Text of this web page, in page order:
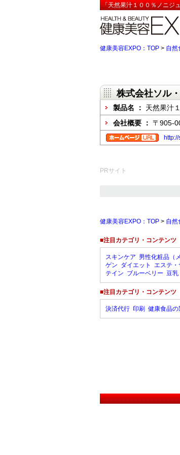
「天然果汁１００％ノニジ
健康美容EXPO：TOP > 自然
株式会社ソル
製品名 ： 天然果汁
会社概要 ： 〒905-
PRサイト
健康美容EXPO：TOP > 自然
■注目カテゴリ・コンテンツ
スキンケア 男性化粧品（
ゲン ダイエット エステ・
テイン ブルーベリー 豆乳
■注目カテゴリ・コンテンツ
決済代行 印刷 健康食品